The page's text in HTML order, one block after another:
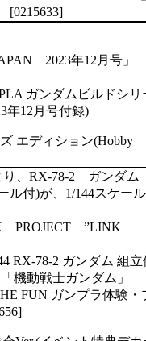
2023年12月号
ガンダムビルドシリ
年12月号付録)
り、RX-78-2 ガンダ
ル付)が、1/144スケー
PROJECT ”LINK
RX-78-2 ガンダム 組立
機動戦士ガンダム」
FUN ガンプラ体験・